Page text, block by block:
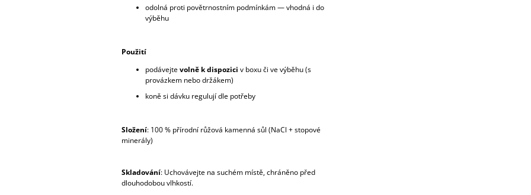
odolná proti povětrnostním podmínkám — vhodná i do
výběhu
Použití
podávejtevolně k dispozici v boxu či ve výběhu (s
provázkem nebo držákem)
koně si dávku regulují dle potřeby
Složení: 100 % přírodní růžová kamenná sůl (NaCl + stopové
minerály)
Skladování: Uchovávejte na suchém místě, chráněno před
dlouhodobou vlhkostí.